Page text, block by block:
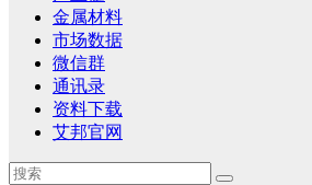
金属材料
市场数据
微信群
通讯录
资料下载
艾邦官网